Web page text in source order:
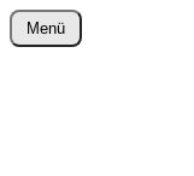
wurster-
Menü
Zum
Inhalt